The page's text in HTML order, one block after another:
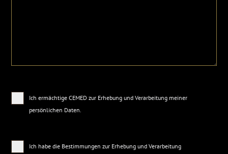
Ich ermächtige CEMED zur Erhebung und Verarbeitung meiner
persönlichen Daten.
Ich habe die Bestimmungen zur Erhebung und Verarbeitung